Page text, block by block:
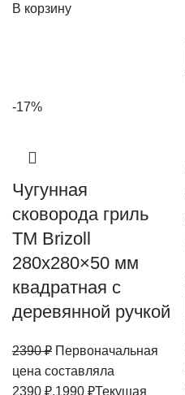
В корзину
-17%
Чугунная
сковорода гриль
ТМ Brizoll
280х280×50 мм
квадратная с
деревянной ручкой
2390₽ Первоначальная
цена составляла
2390 ₽.1990 ₽Текущая